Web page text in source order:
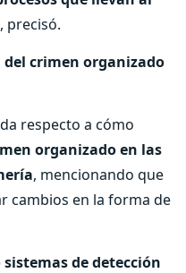
precisó.
crimen organizado
respecto a cómo
organizado en las
, mencionando que
cambios en la forma de
de detección